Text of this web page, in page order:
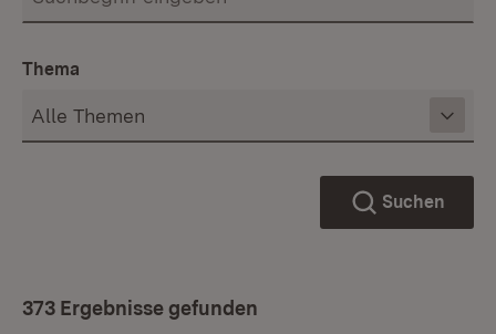
Thema
Suchen
373 Ergebnisse gefunden